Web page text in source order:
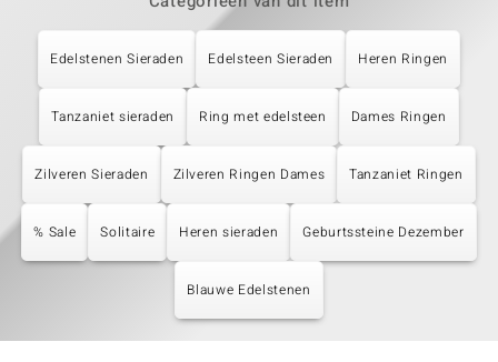
Edelstenen Sieraden Edelsteen Sieraden Heren Ringen
Tanzaniet sieraden Ring met edelsteen Dames Ringen
Zilveren Sieraden Zilveren Ringen Dames Tanzaniet Ringen
% Sale Solitaire Heren sieraden Geburtssteine Dezember
Blauwe Edelstenen